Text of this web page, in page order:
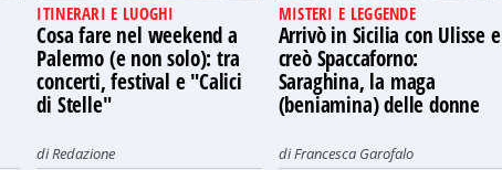
ITINERARI E LUOGHI
Cosa fare nel weekend a
Palermo (e non solo): tra
concerti, festival e "Calici
di Stelle"
diRedazione
MISTERI E LEGGENDE
Arrivò in Sicilia con Ulisse e
creò Spaccaforno:
Saraghina, la maga
(beniamina) delle donne
diFrancesca Garofalo